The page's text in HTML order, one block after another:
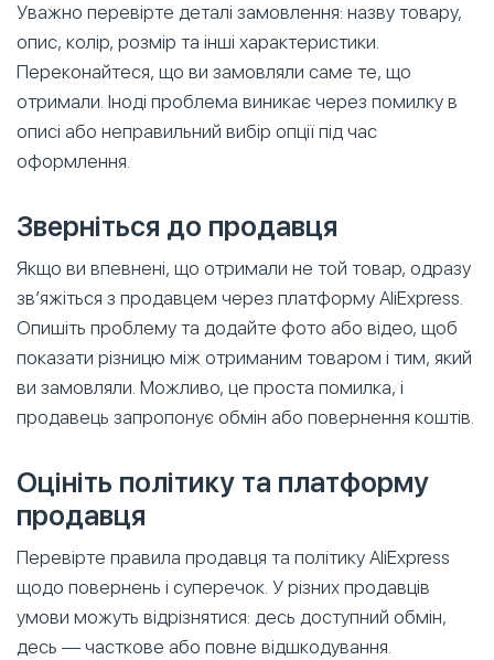
Уважно перевірте деталі замовлення: назву товару,
опис, колір, розмір та інші характеристики.
Переконайтеся, що ви замовляли саме те, що
отримали. Іноді проблема виникає через помилку в
описі або неправильний вибір опції під час
оформлення.
Зверніться до продавця
Якщо ви впевнені, що отримали не той товар, одразу
зв’яжіться з продавцем через платформу AliExpress.
Опишіть проблему та додайте фото або відео, щоб
показати різницю між отриманим товаром і тим, який
ви замовляли. Можливо, це проста помилка, і
продавець запропонує обмін або повернення коштів.
Оцініть політику та платформу
продавця
Перевірте правила продавця та політику AliExpress
щодо повернень і суперечок. У різних продавців
умови можуть відрізнятися: десь доступний обмін,
десь — часткове або повне відшкодування.